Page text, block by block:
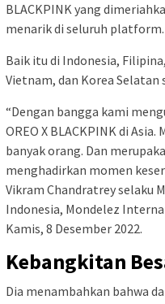
BLACKPINK yang
menarik di seluruh platform.
Baik itu di Indonesia,
Vietnam, dan Korea Selatan
“Dengan bangga kami
OREO X BLACKPINK di
banyak orang. Dan
menghadirkan momen
Vikram Chandratrey selaku
Indonesia, Mondelez
Kamis, 8 Desember 2022.
Kebangkitan
Dia menambahkan bahwa